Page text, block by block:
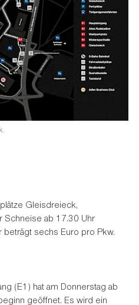
Gleisdreieck,
Schneise ab 17.30 Uhr
sechs Euro pro Pkw.
(E1) hat am Donnerstag ab
geöffnet. Es wird ein